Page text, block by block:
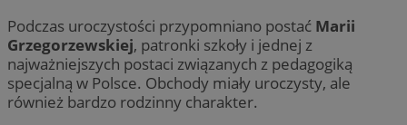
Podczas uroczystości przypomniano postać Marii
Grzegorzewskiej, patronki szkoły i jednej z
najważniejszych postaci związanych z pedagogiką
specjalną w Polsce. Obchody miały uroczysty, ale
również bardzo rodzinny charakter.